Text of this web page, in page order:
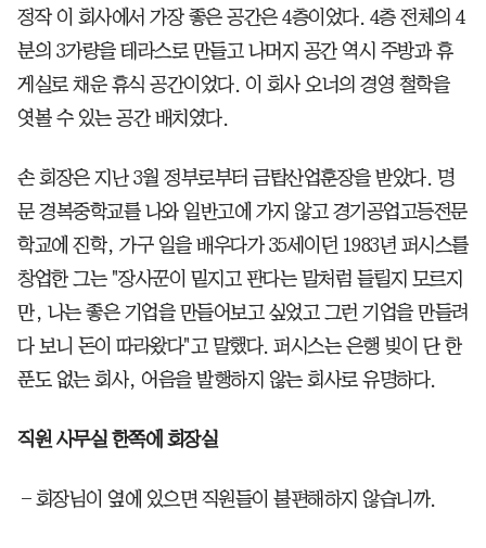
정작 이 회사에서 가장 좋은 공간은 4층이었다. 4층 전체의 4
분의 3가량을 테라스로 만들고 나머지 공간 역시 주방과 휴
게실로 채운 휴식 공간이었다. 이 회사 오너의 경영 철학을
엿볼 수 있는 공간 배치였다.
손 회장은 지난 3월 정부로부터 금탑산업훈장을 받았다. 명
문 경복중학교를 나와 일반고에 가지 않고 경기공업고등전문
학교에 진학, 가구 일을 배우다가 35세이던 1983년 퍼시스를
창업한 그는 "장사꾼이 밑지고 판다는 말처럼 들릴지 모르지
만, 나는 좋은 기업을 만들어보고 싶었고 그런 기업을 만들려
다 보니 돈이 따라왔다"고 말했다. 퍼시스는 은행 빚이 단 한
푼도 없는 회사, 어음을 발행하지 않는 회사로 유명하다.
직원 사무실 한쪽에 회장실
―회장님이 옆에 있으면 직원들이 불편해하지 않습니까.